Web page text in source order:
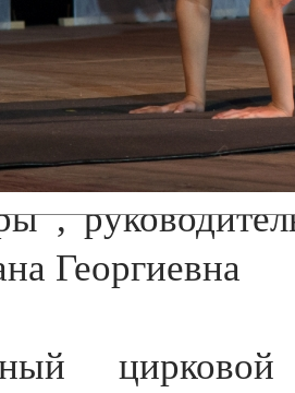
фестиваля:
с.
,
Георгиевна
цирковой